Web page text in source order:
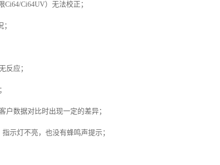
Ci64UV）无法校正；
反应；
户数据对比时出现一定的差异；
示灯不亮，也没有蜂鸣声提示；